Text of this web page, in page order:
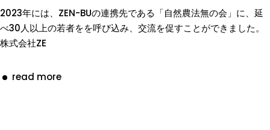
2023年には、ZEN-BUの連携先である「自然農法無の会」に、延
べ30人以上の若者をを呼び込み、交流を促すことができました。
株式会社ZE
read more